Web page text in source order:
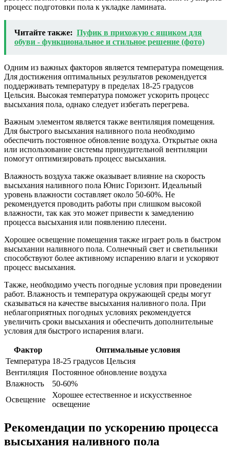
процесс подготовки пола к укладке ламината.
Читайте также: Пуфик в прихожую с ящиком для
обуви - функциональное и стильное решение (фото)
Одним из важных факторов является температура помещения.
Для достижения оптимальных результатов рекомендуется
поддерживать температуру в пределах 18-25 градусов
Цельсия. Высокая температура поможет ускорить процесс
высыхания пола, однако следует избегать перегрева.
Важным элементом является также вентиляция помещения.
Для быстрого высыхания наливного пола необходимо
обеспечить постоянное обновление воздуха. Открытые окна
или использование системы принудительной вентиляции
помогут оптимизировать процесс высыхания.
Влажность воздуха также оказывает влияние на скорость
высыхания наливного пола Юнис Горизонт. Идеальный
уровень влажности составляет около 50-60%. Не
рекомендуется проводить работы при слишком высокой
влажности, так как это может привести к замедлению
процесса высыхания или появлению плесени.
Хорошее освещение помещения также играет роль в быстром
высыхании наливного пола. Солнечный свет и светильники
способствуют более активному испарению влаги и ускоряют
процесс высыхания.
Также, необходимо учесть погодные условия при проведении
работ. Влажность и температура окружающей среды могут
сказываться на качестве высыхания наливного пола. При
неблагоприятных погодных условиях рекомендуется
увеличить сроки высыхания и обеспечить дополнительные
условия для быстрого испарения влаги.
Фактор
Оптимальные условия
Температура 18-25 градусов Цельсия
Вентиляция Постоянное обновление воздуха
Влажность
50-60%
Освещение
Хорошее естественное и искусственное
освещение
Рекомендации по ускорению процесса
высыхания наливного пола